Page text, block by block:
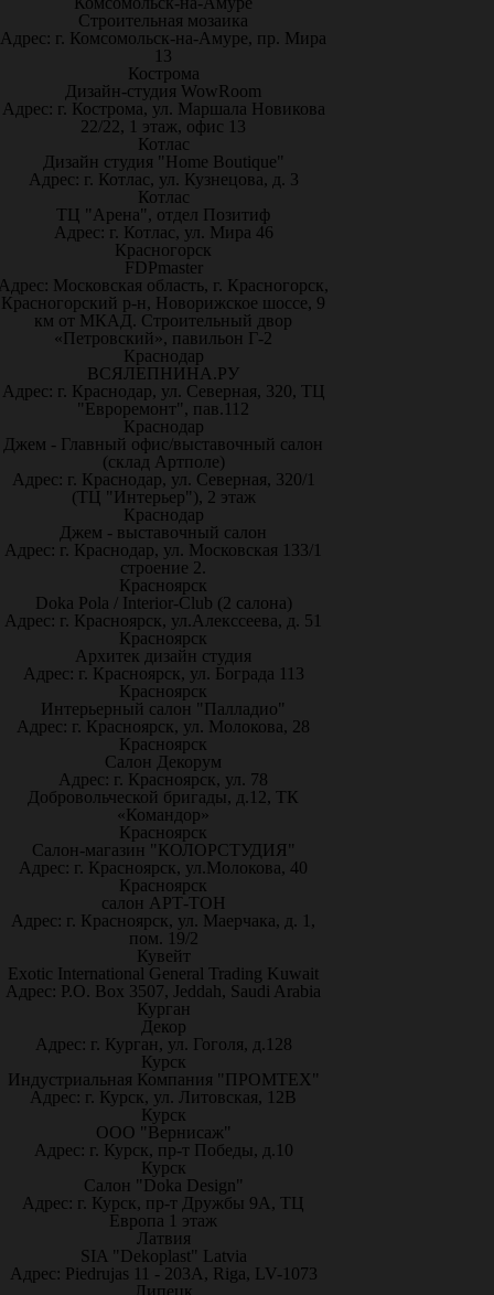
Строительная мозаика
Адрес: г. Комсомольск-на-Амуре, пр. Мира
13
Кострома
Дизайн-студия WowRoom
Адрес: г. Кострома, ул. Маршала Новикова
22/22, 1 этаж, офис 13
Котлас
Дизайн студия "Home Boutique"
Адрес: г. Котлас, ул. Кузнецова, д. 3
Котлас
ТЦ "Арена", отдел Позитиф
Адрес: г. Котлас, ул. Мира 46
Красногорск
FDPmaster
Московская область, г. Красногорск,
Красногорский р-н, Новорижское шоссе, 9
км от МКАД. Строительный двор
«Петровский», павильон Г-2
Краснодар
ВСЯЛЕПНИНА.РУ
Адрес: г. Краснодар, ул. Северная, 320, ТЦ
"Евроремонт", пав.112
Краснодар
Джем - Главный офис/выставочный салон
(склад Артполе)
Адрес: г. Краснодар, ул. Северная, 320/1
(ТЦ "Интерьер"), 2 этаж
Краснодар
Джем - выставочный салон
Адрес: г. Краснодар, ул. Московская 133/1
строение 2.
Красноярск
Doka Pola / Interior-Club (2 салона)
Адрес: г. Красноярск, ул.Алекссеева, д. 51
Красноярск
Архитек дизайн студия
Адрес: г. Красноярск, ул. Бограда 113
Красноярск
Интерьерный салон "Палладио"
Адрес: г. Красноярск, ул. Молокова, 28
Красноярск
Салон Декорум
Адрес: г. Красноярск, ул. 78
Добровольческой бригады, д.12, ТК
«Командор»
Красноярск
Салон-магазин "КОЛОРСТУДИЯ"
Адрес: г. Красноярск, ул.Молокова, 40
Красноярск
салон АРТ-ТОН
Адрес: г. Красноярск, ул. Маерчака, д. 1,
пом. 19/2
Кувейт
Exotic International General Trading Kuwait
Адрес: P.O. Box 3507, Jeddah, Saudi Arabia
Курган
Декор
Адрес: г. Курган, ул. Гоголя, д.128
Курск
Индустриальная Компания "ПРОМТЕХ"
Адрес: г. Курск, ул. Литовская, 12В
Курск
ООО "Вернисаж"
Адрес: г. Курск, пр-т Победы, д.10
Курск
Салон "Doka Design"
Адрес: г. Курск, пр-т Дружбы 9А, ТЦ
Европа 1 этаж
Латвия
SIA "Dekoplast" Latvia
Адрес: Piedrujas 11 - 203A, Riga, LV-1073
Липецк